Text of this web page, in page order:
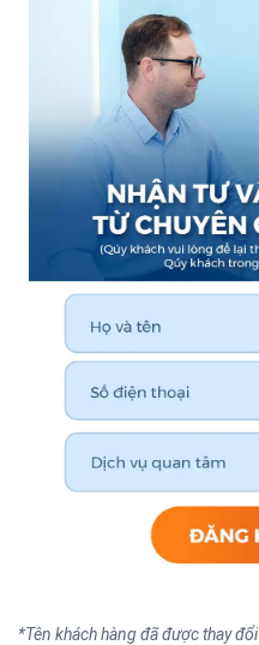
*Tên khách hàng đã được thay đổi